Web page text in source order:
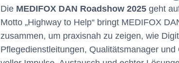
Die MEDIFOX DAN Roadshow 2025 geht
Motto „Highway to Help“ bringt MEDIFOX
zusammen, um praxisnah zu zeigen, wie
Pflegedienstleitungen, Qualitätsmanager